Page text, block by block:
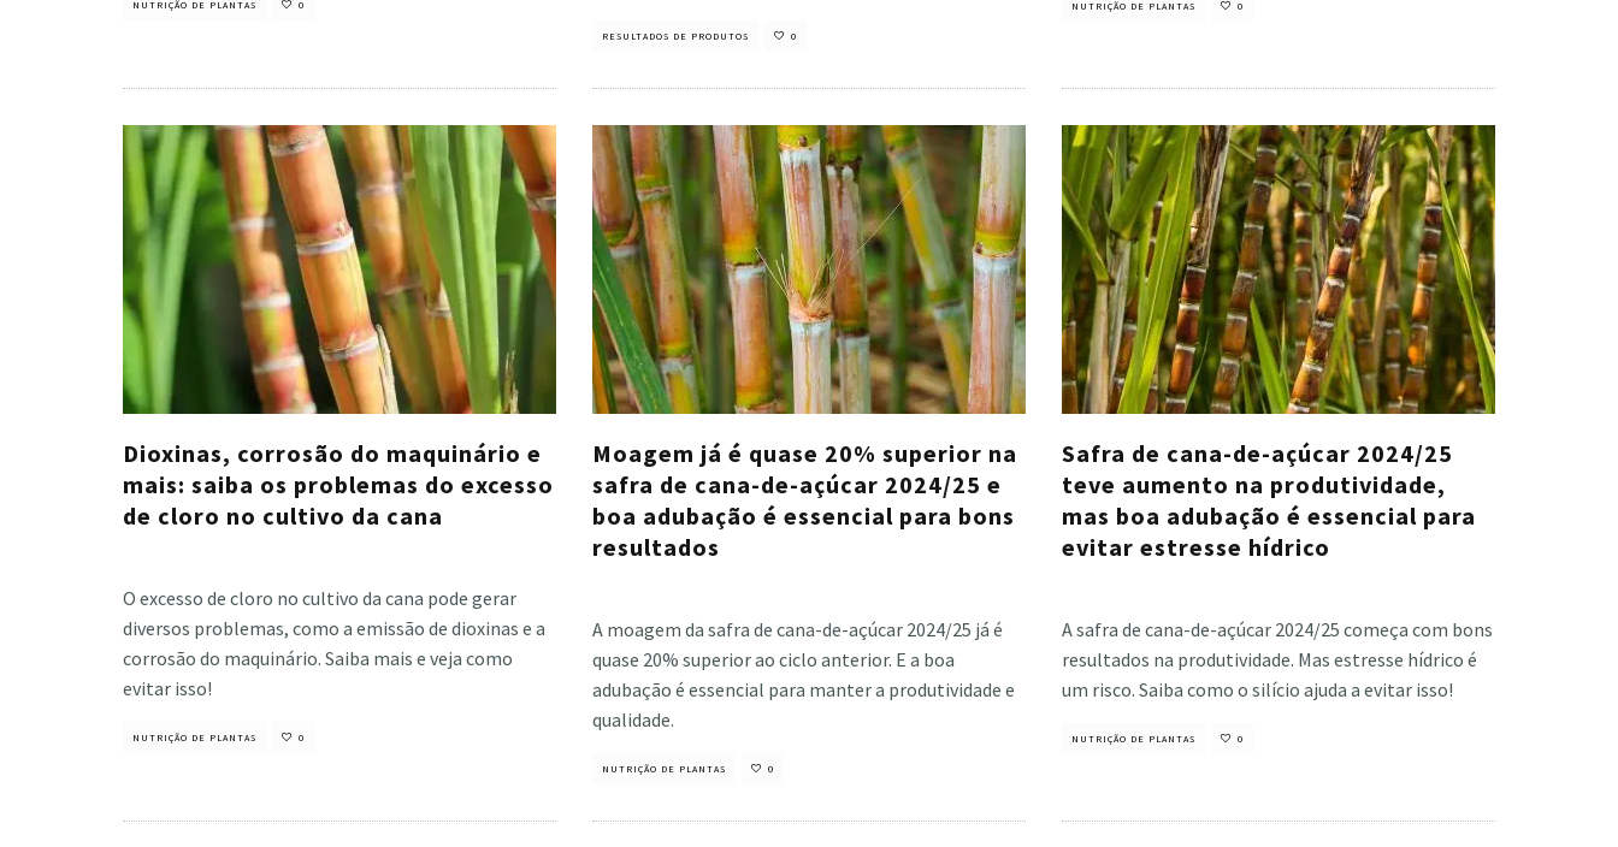
NUTRIÇÃO DE PLANTAS 0
RESULTADOS DE PRODUTOS 0
NUTRIÇÃO DE PLANTAS 0
Dioxinas, corrosão do maquinário e
mais: saiba os problemas do excesso
de cloro no cultivo da cana
O excesso de cloro no cultivo da cana pode gerar
diversos problemas, como a emissão de dioxinas e a
corrosão do maquinário. Saiba mais e veja como
evitar isso!
NUTRIÇÃO DE PLANTAS 0
Moagem já é quase 20% superior na
safra de cana-de-açúcar 2024/25 e
boa adubação é essencial para bons
resultados
A moagem da safra de cana-de-açúcar 2024/25 já é
quase 20% superior ao ciclo anterior. E a boa
adubação é essencial para manter a produtividade e
qualidade.
NUTRIÇÃO DE PLANTAS 0
Safra de cana-de-açúcar 2024/25
teve aumento na produtividade,
mas boa adubação é essencial para
evitar estresse hídrico
A safra de cana-de-açúcar 2024/25 começa com bons
resultados na produtividade. Mas estresse hídrico é
um risco. Saiba como o silício ajuda a evitar isso!
NUTRIÇÃO DE PLANTAS 0